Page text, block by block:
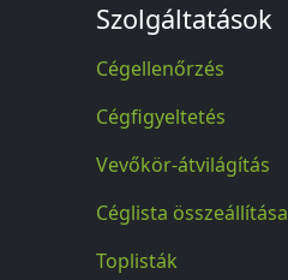
Szolgáltatások
Cégellenőrzés
Cégfigyeltetés
Vevőkör-átvilágítás
Céglista összeállítása
Toplisták